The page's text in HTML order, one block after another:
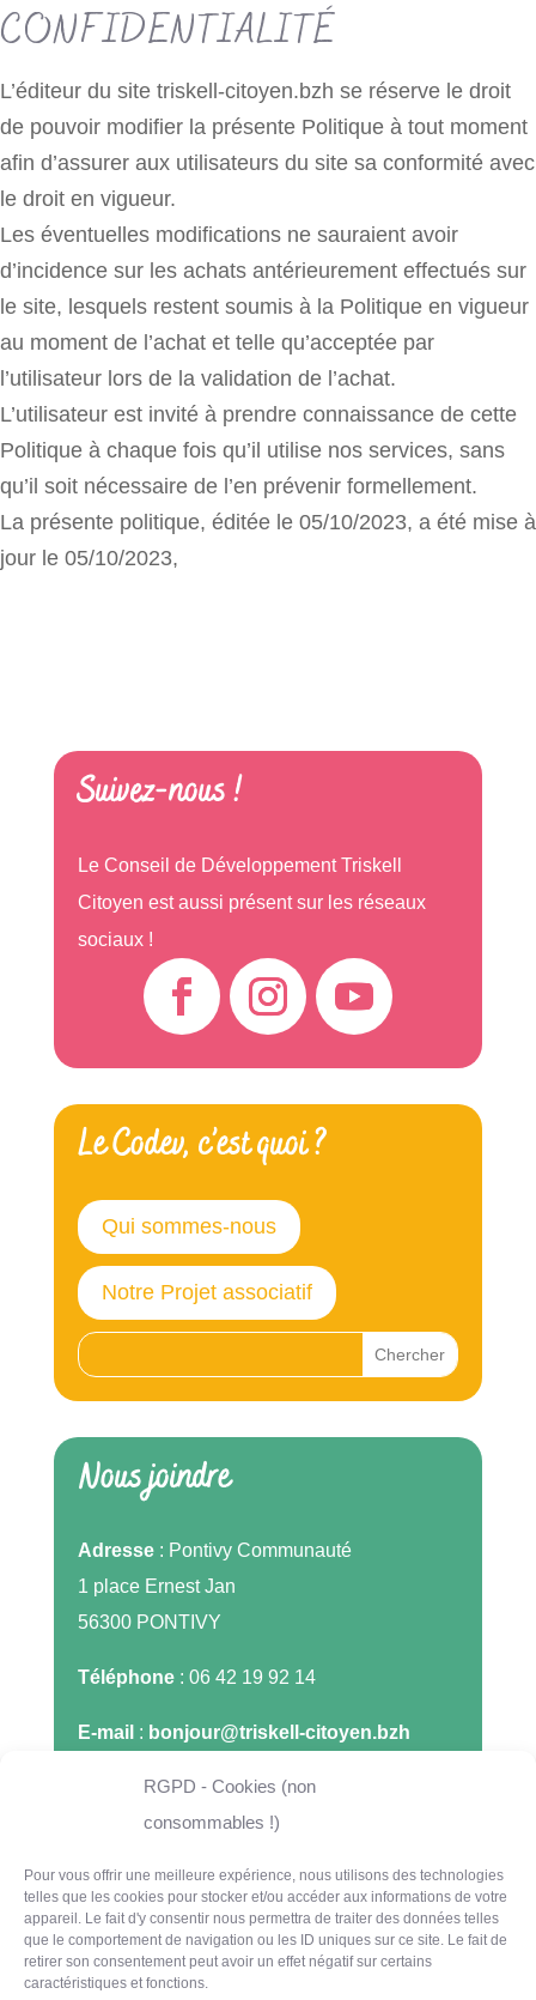
RGPD - Cookies (non
consommables !)
Pour vous offrir une meilleure expérience, nous utilisons des technologies
telles que les cookies pour stocker et/ou accéder aux informations de votre
appareil. Le fait d'y consentir nous permettra de traiter des données telles
que le comportement de navigation ou les ID uniques sur ce site. Le fait de
retirer son consentement peut avoir un effet négatif sur certains
caractéristiques et fonctions.
CONFIDENTIALITÉ
L’éditeur du site triskell-citoyen.bzh se réserve le droit
de pouvoir modifier la présente Politique à tout moment
afin d’assurer aux utilisateurs du site sa conformité avec
le droit en vigueur.
Les éventuelles modifications ne sauraient avoir
d’incidence sur les achats antérieurement effectués sur
le site, lesquels restent soumis à la Politique en vigueur
au moment de l’achat et telle qu’acceptée par
l’utilisateur lors de la validation de l’achat.
L’utilisateur est invité à prendre connaissance de cette
Politique à chaque fois qu’il utilise nos services, sans
qu’il soit nécessaire de l’en prévenir formellement.
La présente politique, éditée le 05/10/2023, a été mise à
jour le 05/10/2023,
Suivez-nous !
Le Conseil de Développement Triskell
Citoyen est aussi présent sur les réseaux
sociaux !
Le Codev, c’est quoi ?
Qui sommes-nous
Notre Projet associatif
Nous joindre
Adresse : Pontivy Communauté
1 place Ernest Jan
56300 PONTIVY
Téléphone: 06 42 19 92 14
E-mail : bonjour@triskell-citoyen.bzh